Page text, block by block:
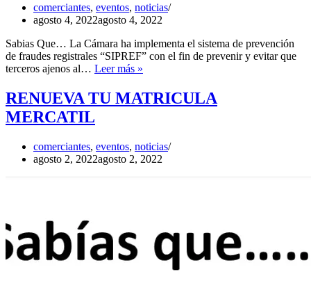
comerciantes, eventos, noticias
agosto 4, 2022agosto 4, 2022
Sabias Que… La Cámara ha implementa el sistema de prevención
de fraudes registrales “SIPREF” con el fin de prevenir y evitar que
terceros ajenos al… Leer más »
RENUEVA TU MATRICULA
MERCATIL
comerciantes, eventos, noticias
agosto 2, 2022agosto 2, 2022